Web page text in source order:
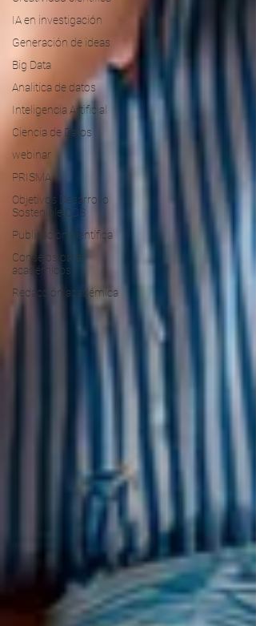
IA en investigación
Generación de ideas
Big Data
Analitica de datos
Inteligencia Artificial
Ciencia de Datos
webinar
PRISMA
Objetivos Desarrollo
Sostenible ODS
Publicación científica
Consejos para
académicos
Redacción académica